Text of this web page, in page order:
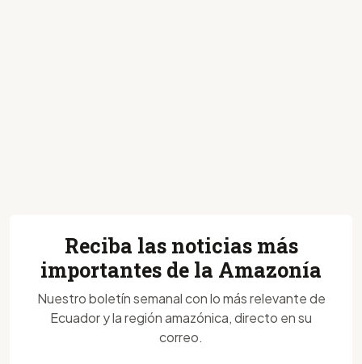
Reciba las noticias más
importantes de la Amazonía
Nuestro boletín semanal con lo más relevante de
Ecuador y la región amazónica, directo en su
correo.